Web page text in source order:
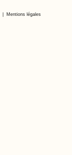
Mentions légales